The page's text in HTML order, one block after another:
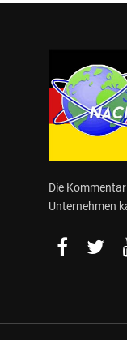
Die
Unternehmen